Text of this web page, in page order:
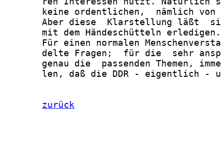
keine ordentlichen,  nämlich
Aber diese  Klarstellung läßt
       mit dem Händeschütteln erledigen.
Für einen normalen
delte Fragen;  für die  sehr
genau die  passenden Themen,
len, daß die DDR - eigentlich -
zurück